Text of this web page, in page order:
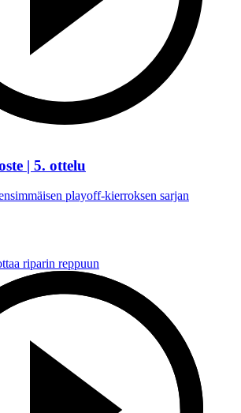
| 5. ottelu
playoff-kierroksen sarjan